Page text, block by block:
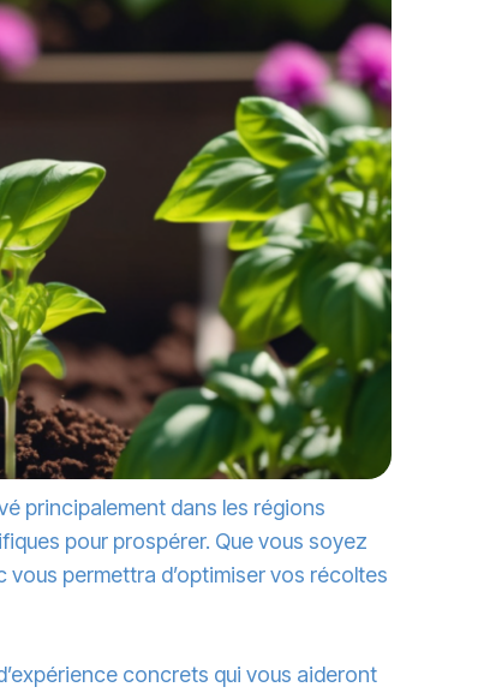
principalement dans les régions
pour prospérer. Que vous soyez
permettra d’optimiser vos récoltes
concrets qui vous aideront